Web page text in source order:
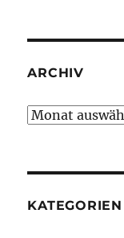
ARCHIV
Archiv
KATEGORIEN